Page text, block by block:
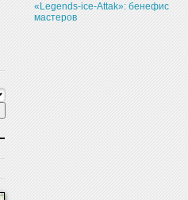
«Legends-ice-Attak»: бенефис
мастеров